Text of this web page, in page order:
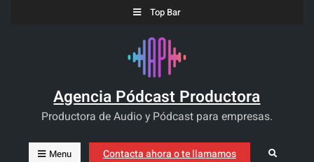
Top Bar
Agencia Pódcast Productora
Productora de Audio y Pódcast para empresas.
Menu Search
Contacta ahora o te llamamos